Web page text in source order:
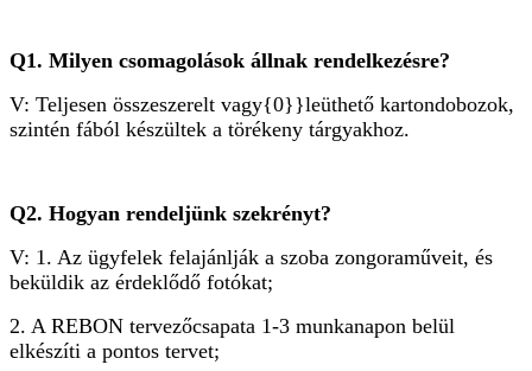
Q1. Milyen csomagolások állnak rendelkezésre?
V: Teljesen összeszerelt vagy{0}}leüthető kartondobozok,
szintén fából készültek a törékeny tárgyakhoz.
Q2. Hogyan rendeljünk szekrényt?
V: 1. Az ügyfelek felajánlják a szoba zongoraműveit, és
beküldik az érdeklődő fotókat;
2. A REBON tervezőcsapata 1-3 munkanapon belül
elkészíti a pontos tervet;